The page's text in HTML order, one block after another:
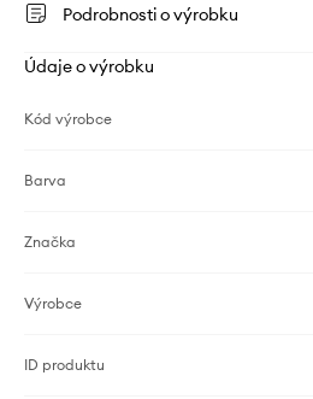
Podrobnosti o výrobku
Údaje o výrobku
Kód výrobce
Barva
Značka
Výrobce
ID produktu